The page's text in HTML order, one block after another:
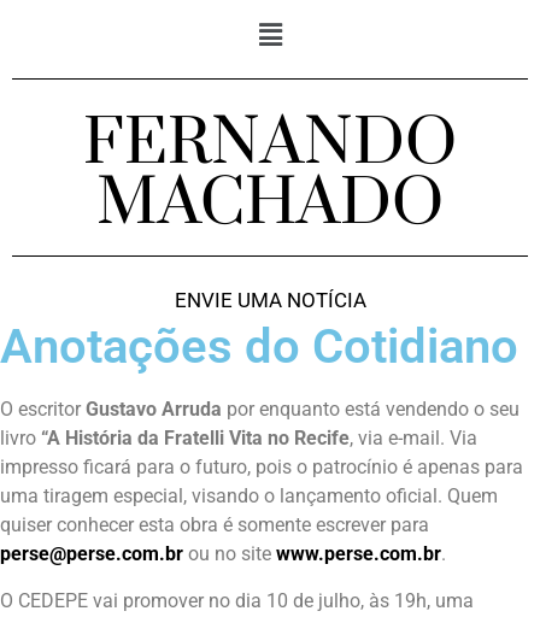
FERNANDO
MACHADO
ENVIE UMA NOTÍCIA
Anotações do Cotidiano
O escritor Gustavo Arruda por enquanto está vendendo o seu
livro “A História da Fratelli Vita no Recife, via e-mail. Via
impresso ficará para o futuro, pois o patrocínio é apenas para
uma tiragem especial, visando o lançamento oficial. Quem
quiser conhecer esta obra é somente escrever para
perse@perse.com.br ou no site www.perse.com.br.
O CEDEPE vai promover no dia 10 de julho, às 19h, uma